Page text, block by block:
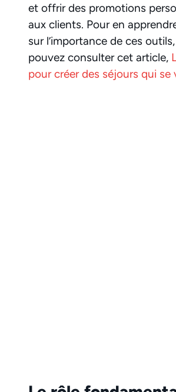
et offrir des promotions
aux clients. Pour en
sur l’importance de ces
pouvez consulter cet article,
pour créer des séjours qui se